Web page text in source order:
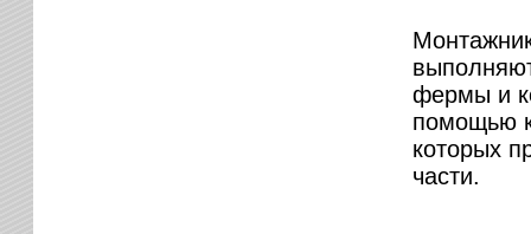
фермы и
помощью
которых
части.